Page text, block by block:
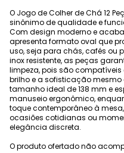
O Jogo de Colher de Chá 12
sinônimo de qualidade e
Com design moderno e
apresenta formato oval que
uso, seja para chás, cafés ou
inox resistente, as peças
limpeza, pois são
brilho e a sofisticação
tamanho ideal de 138 mm e
manuseio ergonômico,
toque contemporâneo à
ocasiões cotidianas ou
elegância discreta.
O produto ofertado não